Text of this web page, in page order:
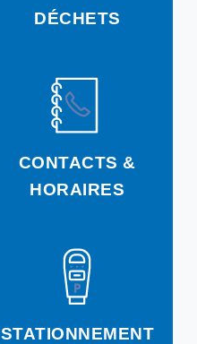
DÉCHETS
CONTACTS &
HORAIRES
STATIONNEMENT